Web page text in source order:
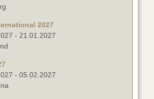
2027
- 21.01.2027
- 05.02.2027